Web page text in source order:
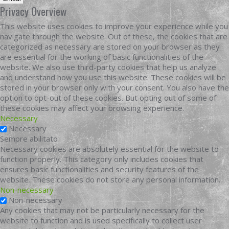
Privacy Overview
This website uses cookies to improve your experience while you
navigate through the website. Out of these, the cookies that are
categorized as necessary are stored on your browser as they
are essential for the working of basic functionalities of the
website. We also use third-party cookies that help us analyze
and understand how you use this website. These cookies will be
stored in your browser only with your consent. You also have the
option to opt-out of these cookies. But opting out of some of
these cookies may affect your browsing experience.
Necessary
Necessary
Sempre abilitato
Necessary cookies are absolutely essential for the website to
function properly. This category only includes cookies that
ensures basic functionalities and security features of the
website. These cookies do not store any personal information.
Non-necessary
Non-necessary
Any cookies that may not be particularly necessary for the
website to function and is used specifically to collect user